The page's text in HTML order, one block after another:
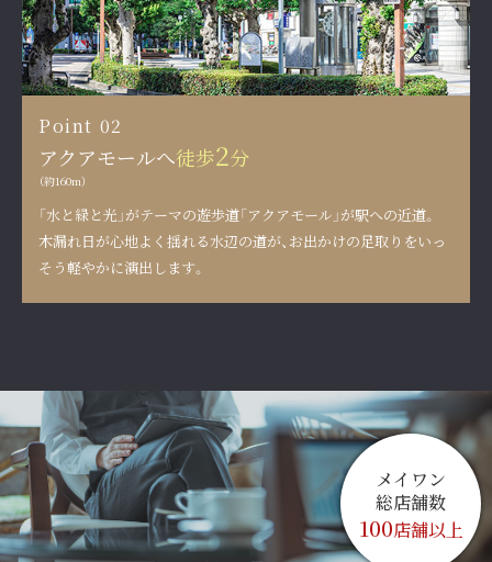
Point 02
アクアモールへ徒歩2分
（約160m）
「水と緑と光」がテーマの遊歩道「アクアモール」が駅への近道。
木漏れ日が心地よく揺れる水辺の道が、 お出かけの足取りをいっ
そう軽やかに演出します。
メイワン
総店舗数
100店舗以上